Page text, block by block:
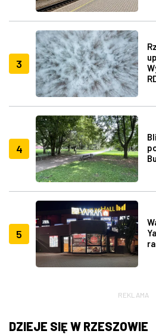
3
4
5
REKLAMA
DZIEJE SIĘ W RZESZOWIE